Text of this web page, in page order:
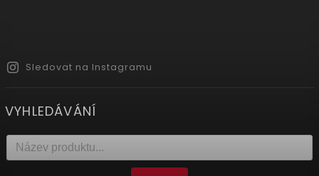
Sledovat na Instagramu
VYHLEDÁVÁNÍ